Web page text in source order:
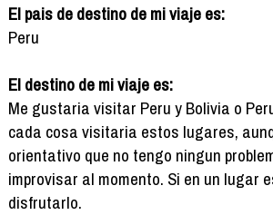
El pais de destino de mi viaje es:
Peru
El destino de mi viaje es:
Me gustaria visitar Peru y Bolivia o
cada cosa visitaria estos lugares,
orientativo que no tengo ningun
improvisar al momento. Si en un lugar
disfrutarlo.